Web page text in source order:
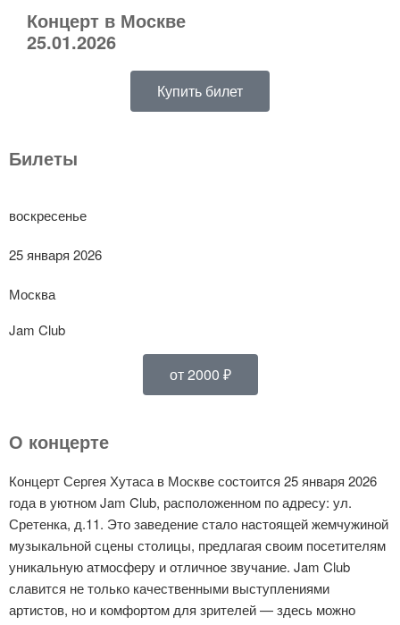
Концерт в Москве
25.01.2026
Купить билет
Билеты
воскресенье
25 января 2026
Москва
Jam Club
от 2000 ₽
О концерте
Концерт Сергея Хутаса в Москве состоится 25 января 2026
года в уютном Jam Club, расположенном по адресу: ул.
Сретенка, д.11. Это заведение стало настоящей жемчужиной
музыкальной сцены столицы, предлагая своим посетителям
уникальную атмосферу и отличное звучание. Jam Club
славится не только качественными выступлениями
артистов, но и комфортом для зрителей — здесь можно